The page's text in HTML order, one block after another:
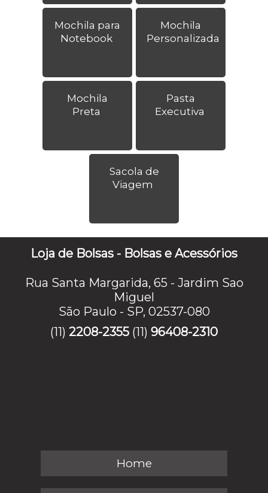
Mochila para
Notebook
Mochila
Personalizada
Mochila
Preta
Pasta
Executiva
Sacola de
Viagem
Loja de Bolsas - Bolsas e Acessórios
Rua Santa Margarida, 65 - Jardim Sao
Miguel
São Paulo - SP, 02537-080
(11) 2208-2355 (11) 96408-2310
Home